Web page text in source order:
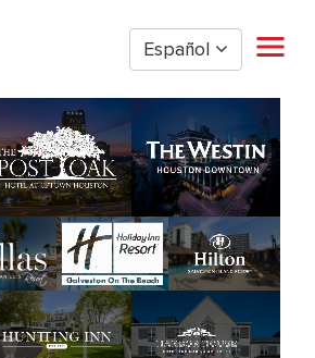
Español
Gestión de Restaurantes
Restaurante por hora
Golden Nugget Casinos
The Post Oak Hotel
Hospitalidad
The San Luis Resort
Diversión